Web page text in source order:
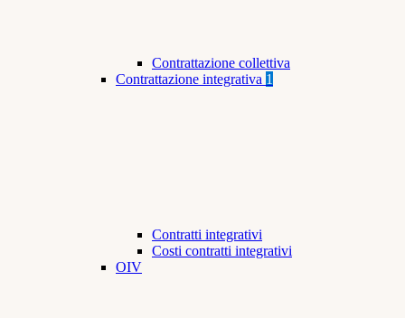
Contrattazione collettiva
Contrattazione integrativa 1
Contratti integrativi
Costi contratti integrativi
OIV